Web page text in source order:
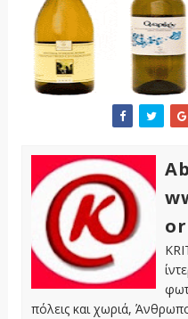
πόλεις και χωριά,